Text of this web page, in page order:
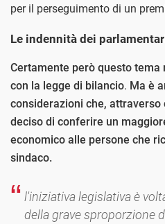
per il perseguimento di un
Le indennità dei
Certamente però questo
con la legge di bilancio. Ma è
considerazioni che, attraverso
deciso di conferire un
economico alle persone che
sindaco.
l'iniziativa legislativa è
della grave sproporzione